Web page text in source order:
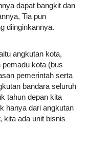
dapat bangkit dan
Tia pun
diinginkannya.
angkutan kota,
pemadu kota (bus
pemerintah serta
bandara seluruh
tahun depan kita
hanya dari angkutan
kita ada unit bisnis